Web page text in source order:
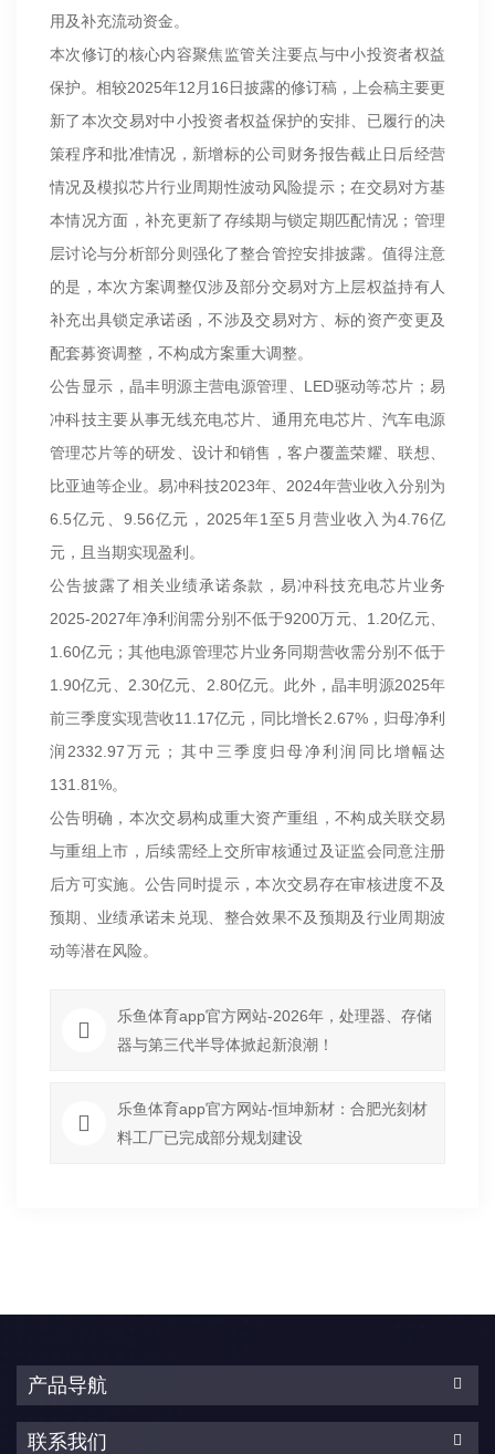
用及补充流动资金。
本次修订的核心内容聚焦监管关注要点与中小投资者权益
保护。相较2025年12月16日披露的修订稿，上会稿主要更
新了本次交易对中小投资者权益保护的安排、已履行的决
策程序和批准情况，新增标的公司财务报告截止日后经营
情况及模拟芯片行业周期性波动风险提示；在交易对方基
本情况方面，补充更新了存续期与锁定期匹配情况；管理
层讨论与分析部分则强化了整合管控安排披露。值得注意
的是，本次方案调整仅涉及部分交易对方上层权益持有人
补充出具锁定承诺函，不涉及交易对方、标的资产变更及
配套募资调整，不构成方案重大调整。
公告显示，晶丰明源主营电源管理、LED驱动等芯片；易
冲科技主要从事无线充电芯片、通用充电芯片、汽车电源
管理芯片等的研发、设计和销售，客户覆盖荣耀、联想、
比亚迪等企业。易冲科技2023年、2024年营业收入分别为
6.5亿元、9.56亿元，2025年1至5月营业收入为4.76亿
元，且当期实现盈利。
公告披露了相关业绩承诺条款，易冲科技充电芯片业务
2025-2027年净利润需分别不低于9200万元、1.20亿元、
1.60亿元；其他电源管理芯片业务同期营收需分别不低于
1.90亿元、2.30亿元、2.80亿元。此外，晶丰明源2025年
前三季度实现营收11.17亿元，同比增长2.67%，归母净利
润2332.97万元；其中三季度归母净利润同比增幅达
131.81%。
公告明确，本次交易构成重大资产重组，不构成关联交易
与重组上市，后续需经上交所审核通过及证监会同意注册
后方可实施。公告同时提示，本次交易存在审核进度不及
预期、业绩承诺未兑现、整合效果不及预期及行业周期波
动等潜在风险。
乐鱼体育app官方网站-2026年，处理器、存储
器与第三代半导体掀起新浪潮！
乐鱼体育app官方网站-恒坤新材：合肥光刻材
料工厂已完成部分规划建设
产品导航
联系我们